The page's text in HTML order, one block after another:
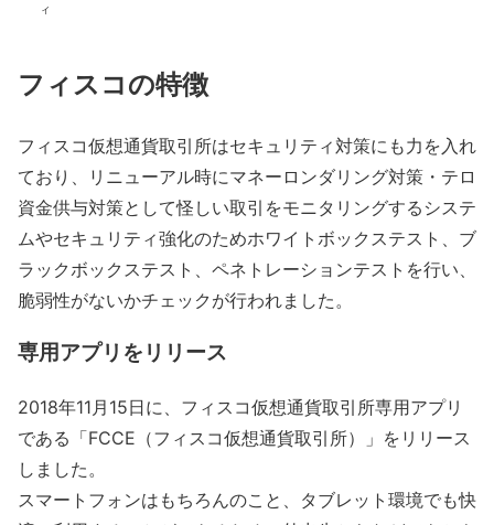
ィ
フィスコの特徴
フィスコ仮想通貨取引所はセキュリティ対策にも力を入れ
ており、リニューアル時にマネーロンダリング対策・テロ
資金供与対策として怪しい取引をモニタリングするシステ
ムやセキュリティ強化のためホワイトボックステスト、ブ
ラックボックステスト、ペネトレーションテストを行い、
脆弱性がないかチェックが行われました。
専用アプリをリリース
2018年11月15日に、フィスコ仮想通貨取引所専用アプリ
である「FCCE（フィスコ仮想通貨取引所）」をリリース
しました。
スマートフォンはもちろんのこと、タブレット環境でも快